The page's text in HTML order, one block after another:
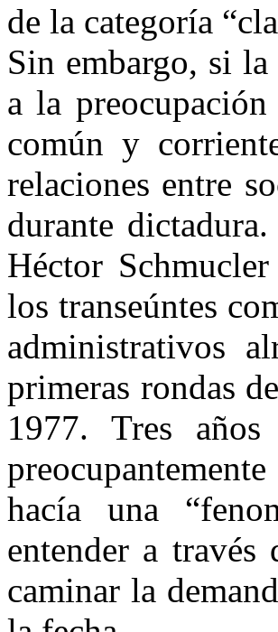
de la categoría
Sin embargo, si
a la preocupación
común y
relaciones entre
durante
Héctor
los transeúntes
administrativos
primeras rondas
1977. Tres
hacía una
entender a
caminar la